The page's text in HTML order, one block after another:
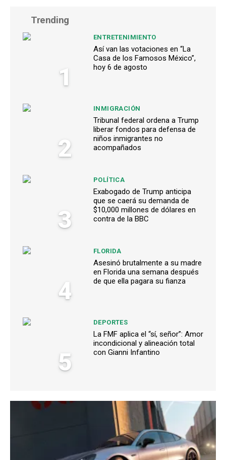
Trending
1
ENTRETENIMIENTO
Así van las votaciones en “La
Casa de los Famosos México”,
hoy 6 de agosto
2
INMIGRACIÓN
Tribunal federal ordena a Trump
liberar fondos para defensa de
niños inmigrantes no
acompañados
3
POLÍTICA
Exabogado de Trump anticipa
que se caerá su demanda de
$10,000 millones de dólares en
contra de la BBC
4
FLORIDA
Asesinó brutalmente a su madre
en Florida una semana después
de que ella pagara su fianza
5
DEPORTES
La FMF aplica el “sí, señor”: Amor
incondicional y alineación total
con Gianni Infantino